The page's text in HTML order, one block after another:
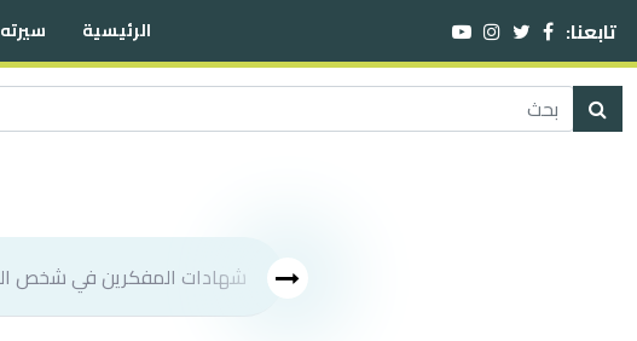
تابعنا: الرئيسية سيرته
شهادات المفكرين في شخص النبي صلى الله عليه وسلم